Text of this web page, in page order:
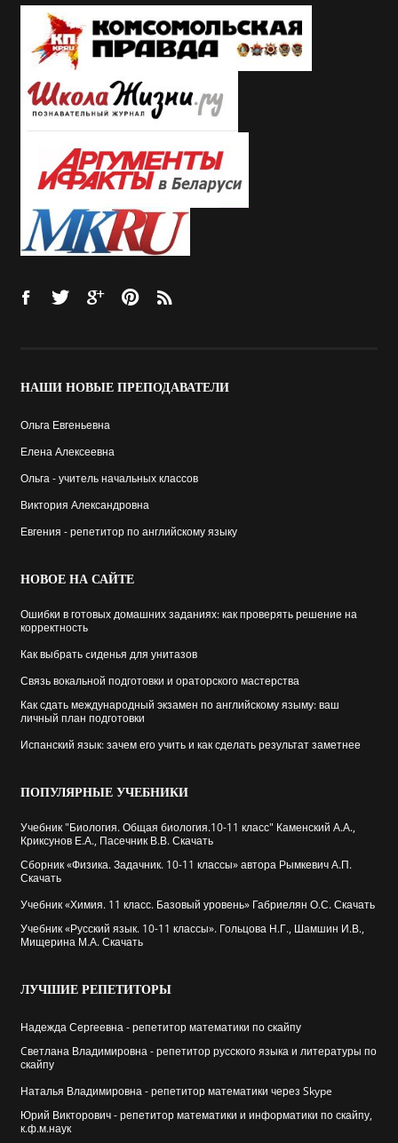
НАШИ НОВЫЕ ПРЕПОДАВАТЕЛИ
Ольга Евгеньевна
Елена Алексеевна
Ольга - учитель начальных классов
Виктория Александровна
Евгения - репетитор по английскому языку
НОВОЕ НА САЙТЕ
Ошибки в готовых домашних заданиях: как проверять решение на
корректность
Как выбрать cиденья для унитазов
Связь вокальной подготовки и ораторского мастерства
Как сдать международный экзамен по английскому языму: ваш
личный план подготовки
Испанский язык: зачем его учить и как сделать результат заметнее
ПОПУЛЯРНЫЕ УЧЕБНИКИ
Учебник "Биология. Общая биология.10-11 класс" Каменский А.А.,
Криксунов Е.А., Пасечник В.В. Скачать
Сборник «Физика. Задачник. 10-11 классы» автора Рымкевич А.П.
Скачать
Учебник «Химия. 11 класс. Базовый уровень» Габриелян О.С. Скачать
Учебник «Русский язык. 10-11 классы». Гольцова Н.Г., Шамшин И.В.,
Мищерина М.А. Скачать
ЛУЧШИЕ РЕПЕТИТОРЫ
Надежда Сергеевна - репетитор математики по скайпу
Cветлана Владимировна - репетитор русского языка и литературы по
скайпу
Наталья Владимировна - репетитор математики через Skype
Юрий Викторович - репетитор математики и информатики по скайпу,
к.ф.м.наук